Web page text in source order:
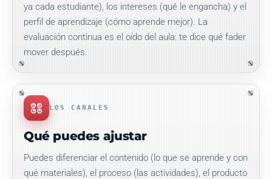
ya cada estudiante), los intereses (qué le engancha) y el
perfil de aprendizaje (cómo aprende mejor). La
evaluación continua es el oído del aula: te dice qué fader
mover después.
LOS CANALES
Qué puedes ajustar
Puedes diferenciar el contenido (lo que se aprende y con
qué materiales), el proceso (las actividades), el producto